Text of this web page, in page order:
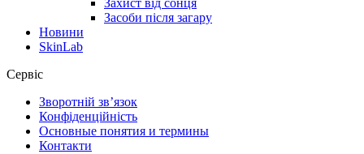
Захист від сонця
Засоби після загару
Новини
SkinLab
Сервіс
Зворотній зв’язок
Конфіденційність
Основные понятия и термины
Контакти